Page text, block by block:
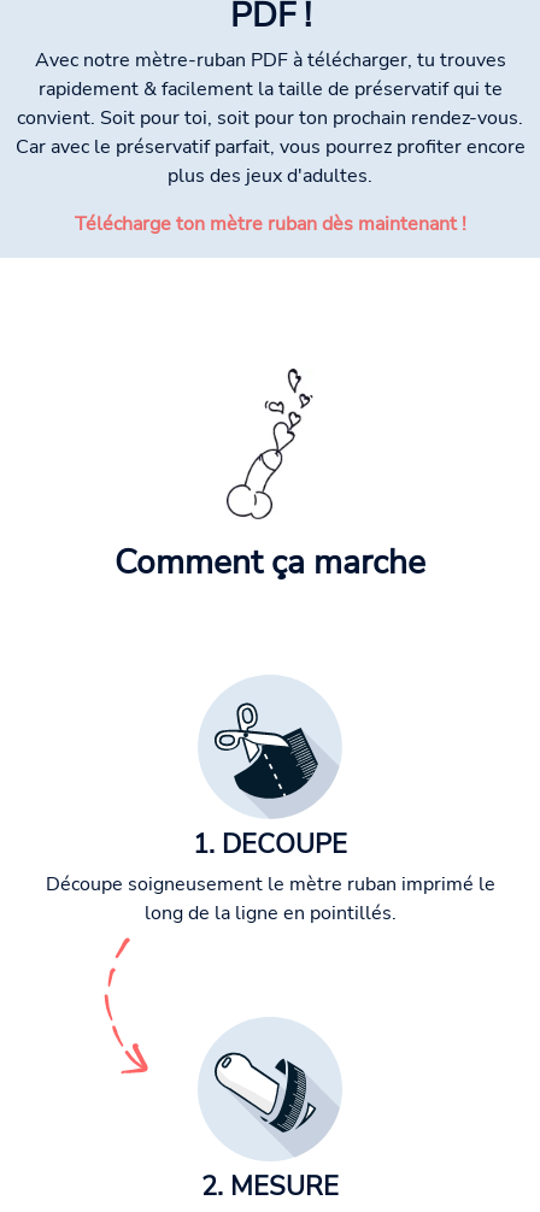
PDF !
Avec notre mètre-ruban PDF à télécharger, tu trouves
rapidement & facilement la taille de préservatif qui te
convient. Soit pour toi, soit pour ton prochain rendez-vous.
Car avec le préservatif parfait, vous pourrez profiter encore
plus des jeux d'adultes.
Télécharge ton mètre ruban dès maintenant !
Comment ça marche
1. DECOUPE
Découpe soigneusement le mètre ruban imprimé le
long de la ligne en pointillés.
2. MESURE